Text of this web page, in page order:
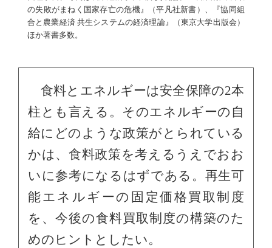
の失敗がまねく国家存亡の危機』（平凡社新書）、『協同組
合と農業経済 共生システムの経済理論』（東京大学出版会）
ほか著書多数。
食料とエネルギーは安全保障の2本
柱とも言える。そのエネルギーの自
給にどのような政策がとられている
かは、食料政策を考えるうえでおお
いに参考になるはずである。再生可
能エネルギーの固定価格買取制度
を、今後の食料買取制度の構築のた
めのヒントとしたい。